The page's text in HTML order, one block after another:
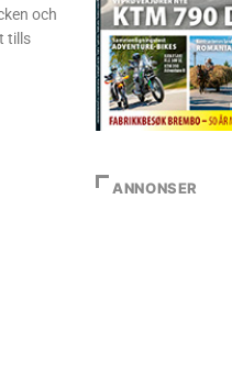
och
tills
ANNONSER